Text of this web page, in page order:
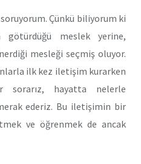
soruyorum. Çünkü biliyorum ki
götürdüğü meslek yerine,
mesleği seçmiş oluyor.
ilk kez iletişim kurarken
sorarız, hayatta nelerle
ederiz. Bu iletişimin bir
ve öğrenmek de ancak